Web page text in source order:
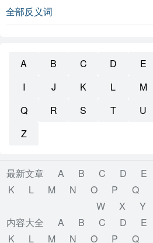
全部反义词
A B C D E
I
J K L M
Q
R S T U
Z
最新文章 A B C D E
K
L M N O P Q
W
X Y
内容大全
A B C D E
K
L M N O P Q